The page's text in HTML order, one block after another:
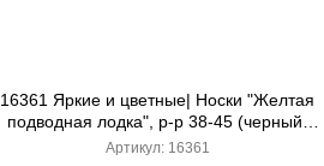
16361 Яркие и цветные| Носки "Желтая
подводная лодка", р-р 38-45 (черный/
желтый)
Артикул: 16361